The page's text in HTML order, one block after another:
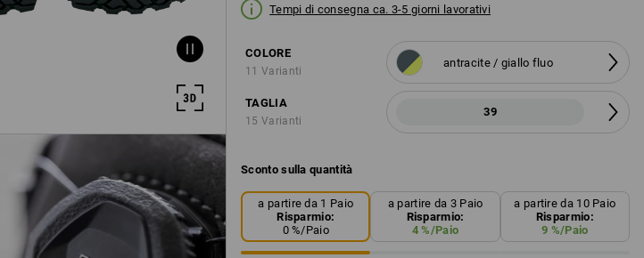
Tempi di consegna ca. 3-5 giorni lavorativi
COLORE
11 Varianti
antracite / giallo fluo
TAGLIA
15 Varianti
39
Sconto sulla quantità
a partire da 1 Paio
Risparmio:
0%/Paio
a partire da 3 Paio
Risparmio:
4 %/Paio
a partire da 10 Paio
Risparmio:
9 %/Paio